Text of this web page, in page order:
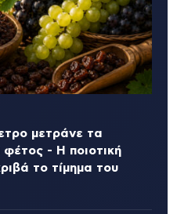
μετράνε τα
- Η ποιοτική
το τίμημα του